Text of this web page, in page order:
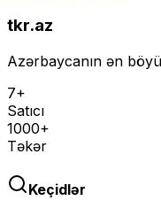
tkr.az
Azərbaycanın ən
7+
Satıcı
1000+
Təkər
Keçidlər